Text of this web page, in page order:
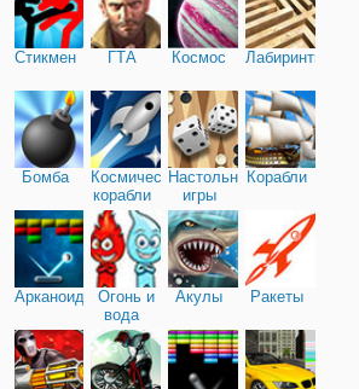
Стикмен ГТА Космос Лабиринты
Бомба
Космические
корабли
Настольные
игры
Корабли
Арканоид
Огонь и
вода
Акулы Ракеты